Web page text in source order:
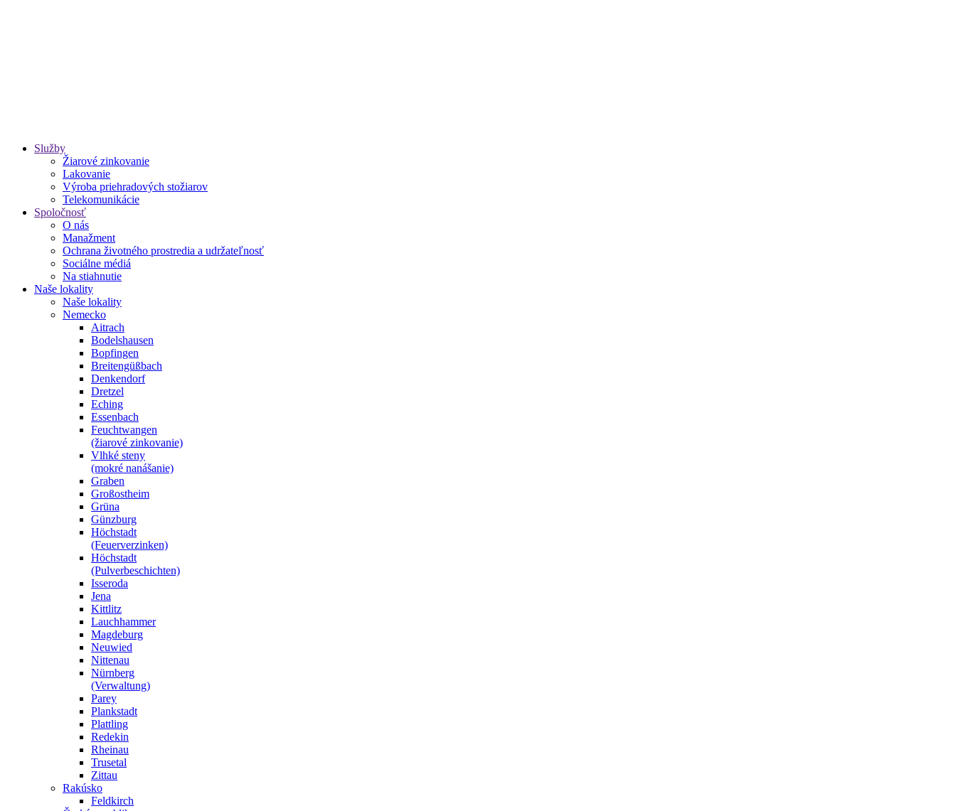
Služby
Žiarové zinkovanie
Lakovanie
Výroba priehradových stožiarov
Telekomunikácie
Spoločnosť
O nás
Manažment
Ochrana životného prostredia a udržateľnosť
Sociálne médiá
Na stiahnutie
Naše lokality
Naše lokality
Nemecko
Aitrach
Bodelshausen
Bopfingen
Breitengüßbach
Denkendorf
Dretzel
Eching
Essenbach
Feuchtwangen
(žiarové zinkovanie)
Vlhké steny
(mokré nanášanie)
Graben
Großostheim
Grüna
Günzburg
Höchstadt
(Feuerverzinken)
Höchstadt
(Pulverbeschichten)
Isseroda
Jena
Kittlitz
Lauchhammer
Magdeburg
Neuwied
Nittenau
Nürnberg
(Verwaltung)
Parey
Plankstadt
Plattling
Redekin
Rheinau
Trusetal
Zittau
Rakúsko
Feldkirch